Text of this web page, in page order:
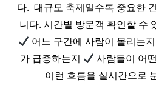
다. ​ 대규모 축제일수록 중요한
니다. 시간별 방문객 확인할 수
어느 구간에 사람이 몰리는지
가 급증하는지
사람들이 어
이런 흐름을 실시간으로